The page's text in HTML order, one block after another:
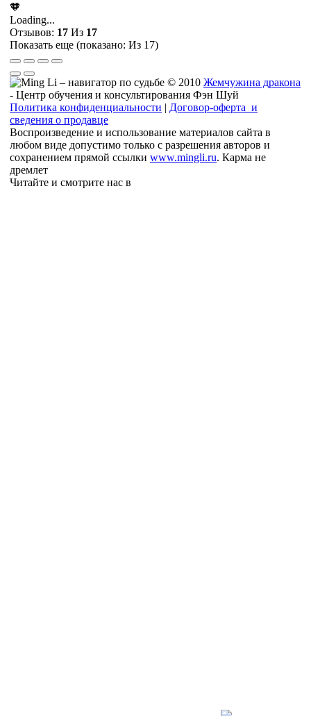
🧡
Loading...
Отзывов: 17 Из 17
Показать еще (показано: Из 17)
© 2010 Жемчужина дракона
- Центр обучения и консультирования Фэн Шуй
Политика конфиденциальности | Договор-оферта и
сведения о продавце
Воспроизведение и использование материалов сайта в
любом виде допустимо только с разрешения авторов и
сохранением прямой ссылки www.mingli.ru. Карма не
дремлет
Читайте и смотрите нас в